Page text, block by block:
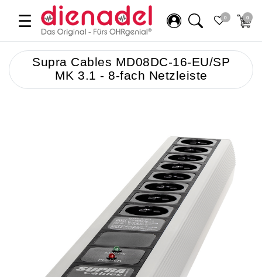
☰ 0 0
Supra Cables MD08DC-16-EU/SP
MK 3.1 - 8-fach Netzleiste